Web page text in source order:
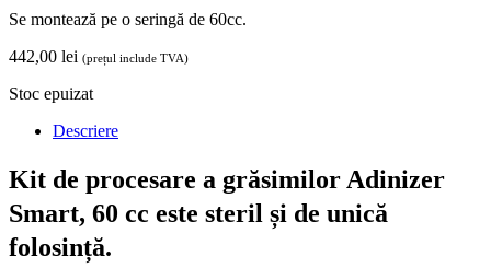
Se montează pe o seringă de 60cc.
442,00 lei (prețul include TVA)
Stoc epuizat
Descriere
Kit de procesare a grăsimilor Adinizer
Smart, 60 cc este steril și de unică
folosință.